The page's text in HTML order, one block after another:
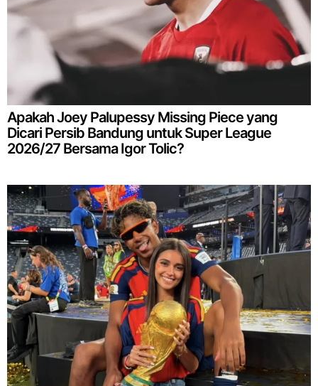
Apakah Joey Palupessy Missing Piece yang
Dicari Persib Bandung untuk Super League
2026/27 Bersama Igor Tolic?